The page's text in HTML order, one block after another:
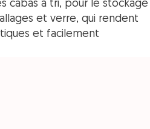
cabas à tri, pour le stockage
et verre, qui rendent
et facilement